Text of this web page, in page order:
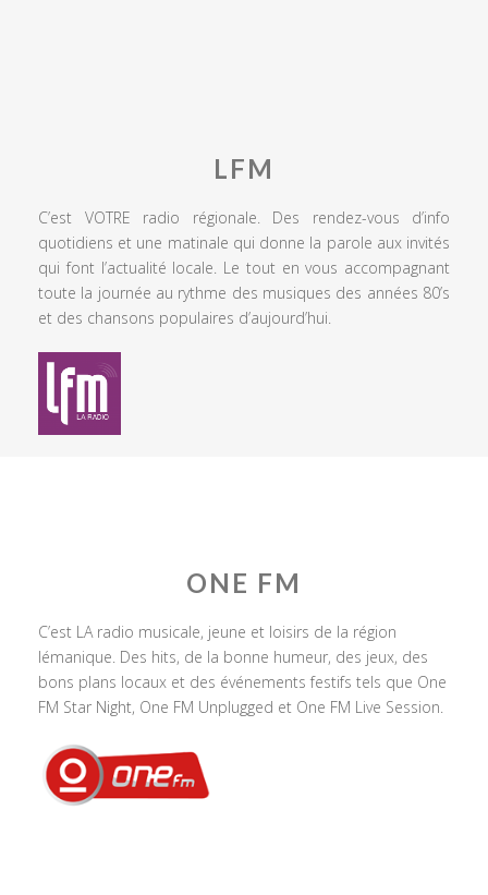
LFM
C’est VOTRE radio régionale. Des rendez-vous d’info
quotidiens et une matinale qui donne la parole aux invités
qui font l’actualité locale. Le tout en vous accompagnant
toute la journée au rythme des musiques des années 80’s
et des chansons populaires d’aujourd’hui.
ONE FM
C’est LA radio musicale, jeune et loisirs de la région
lémanique. Des hits, de la bonne humeur, des jeux, des
bons plans locaux et des événements festifs tels que One
FM Star Night, One FM Unplugged et One FM Live Session.